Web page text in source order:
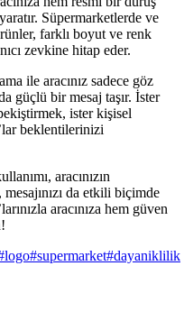
Süpermarketlerde ve
farklı boyut ve renk
zevkine hitap eder.
ile aracınız sadece göz
güçlü bir mesaj taşır. İster
ister kişisel
beklentilerinizi
aracınızın
da etkili biçimde
aracınıza hem güven
logo#supermarket#dayaniklilik